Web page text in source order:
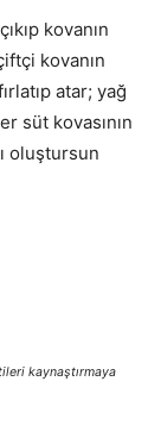
kovanın
kovanın
atar; yağ
süt kovasının
oluştursun
kaynaştırmaya